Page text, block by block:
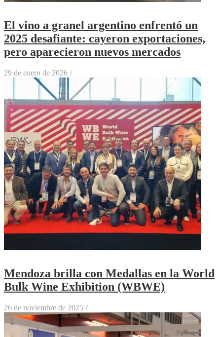
El vino a granel argentino enfrentó un
2025 desafiante: cayeron exportaciones,
pero aparecieron nuevos mercados
29 de enero de 2026 /
Mendoza brilla con Medallas en la World
Bulk Wine Exhibition (WBWE)
26 de noviembre de 2025 /